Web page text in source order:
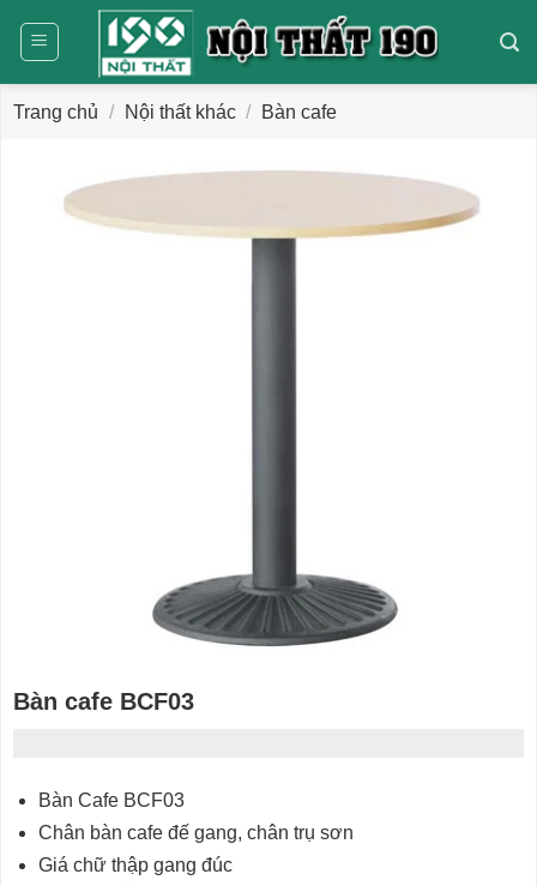
dung
Trang chủ / Nội thất khác / Bàn cafe
Bàn cafe BCF03
Bàn Cafe BCF03
Chân bàn cafe đế gang, chân trụ sơn
Giá chữ thập gang đúc